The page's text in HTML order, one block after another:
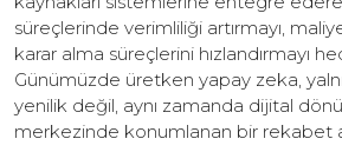
süreçlerinde verimliliği artırmayı,
karar alma süreçlerini hızlandırmayı
Günümüzde üretken yapay zeka,
yenilik değil, aynı zamanda dijital
merkezinde konumlanan bir rekabet